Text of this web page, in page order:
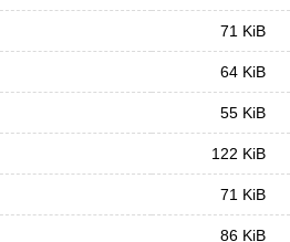
71 KiB
64 KiB
55 KiB
122 KiB
71 KiB
86 KiB